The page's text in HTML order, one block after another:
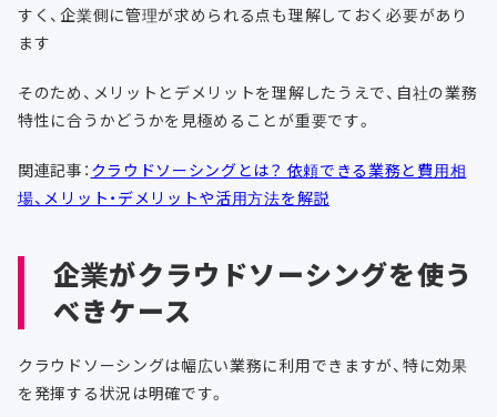
すく、企業側に管理が求められる点も理解しておく必要があり
ます
そのため、メリットとデメリットを理解したうえで、自社の業務
特性に合うかどうかを見極めることが重要です。
関連記事： クラウドソーシングとは？ 依頼できる業務と費用相
場、メリット・デメリットや活用方法を解説
企業がクラウドソーシングを使う
べきケース
クラウドソーシングは幅広い業務に利用できますが、特に効果
を発揮する状況は明確です。